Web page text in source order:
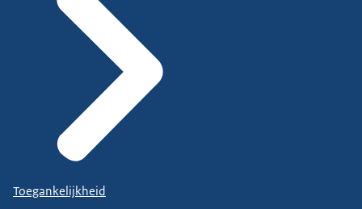
Toegankelijkheid